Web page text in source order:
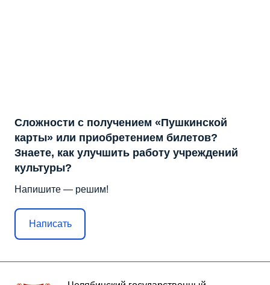
Сложности с получением «Пушкинской
карты» или приобретением билетов?
Знаете, как улучшить работу учреждений
культуры?
Напишите — решим!
Написать